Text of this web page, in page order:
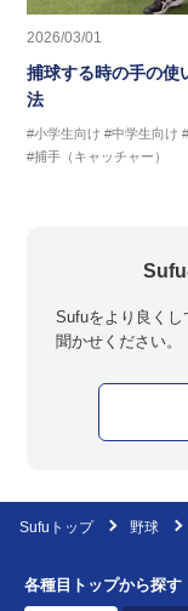
2026/03/01
捕球する時の手の使
法
#小学生向け #中学生向け
#捕手（キャッチャー）
Sufu
Sufuをより良く
聞かせください。
Sufuトップ 野球
各種目トップから探す